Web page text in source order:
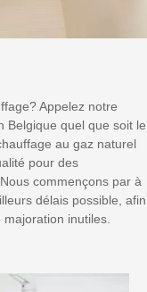
Appelez notre
Belgique quel que soit le
au gaz naturel
pour des
commençons par à
délais possible, afin
inutiles.